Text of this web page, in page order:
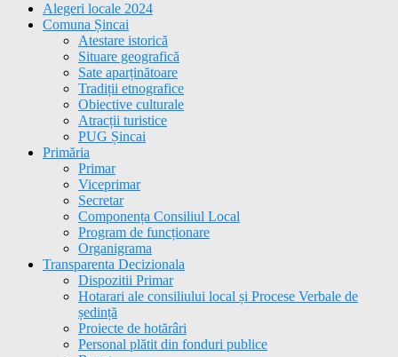
Alegeri locale 2024
Comuna Șincai
Atestare istorică
Situare geografică
Sate aparținătoare
Tradiții etnografice
Obiective culturale
Atracții turistice
PUG Șincai
Primăria
Primar
Viceprimar
Secretar
Componența Consiliul Local
Program de funcționare
Organigrama
Transparenta Decizionala
Dispozitii Primar
Hotarari ale consiliului local și Procese Verbale de
ședință
Proiecte de hotărâri
Personal plătit din fonduri publice